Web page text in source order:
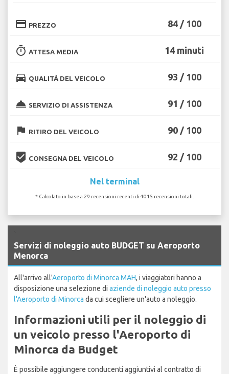
credit_card PREZZO 84 / 100
timer ATTESA MEDIA 14 minuti
directions_car QUALITÀ DEL VEICOLO 93 / 100
room_service SERVIZIO DI ASSISTENZA 91 / 100
flag RITIRO DEL VEICOLO 90 / 100
beenhere CONSEGNA DEL VEICOLO 92 / 100
Nel terminal
* Calcolato in base a 29 recensioni recenti di 4015 recensioni totali.
Servizi di noleggio auto BUDGET su Aeroporto
Menorca
All'arrivo all'Aeroporto di Minorca MAH, i viaggiatori hanno a
disposizione una selezione di aziende di noleggio auto presso
l'Aeroporto di Minorca da cui scegliere un'auto a noleggio.
Informazioni utili per il noleggio di
un veicolo presso l'Aeroporto di
Minorca da Budget
È possibile aggiungere conducenti aggiuntivi al contratto di